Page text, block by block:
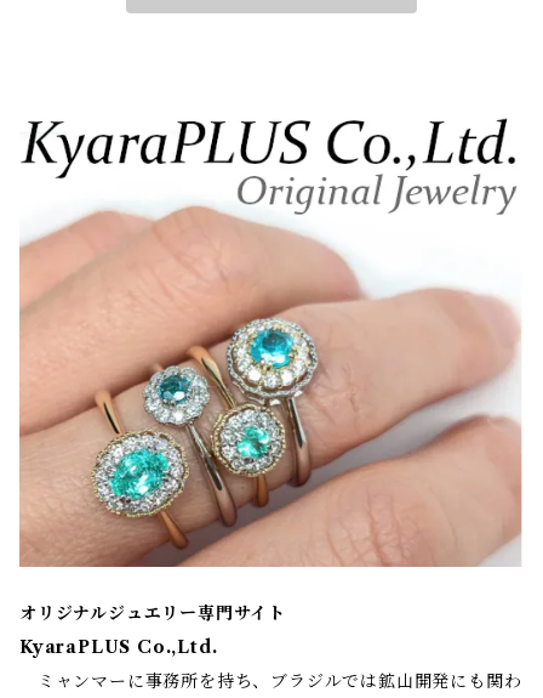
オリジナルジュエリー専門サイト
KyaraPLUS Co.,Ltd.
ミャンマーに事務所を持ち、ブラジルでは鉱山開発にも関わ